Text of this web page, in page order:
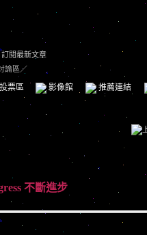
訂閱最新文章
論區／
票區 影像館 推薦連結
不斷進步